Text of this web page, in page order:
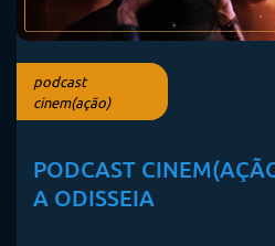
podcast
cinem(ação)
PODCAST
A ODISSEIA